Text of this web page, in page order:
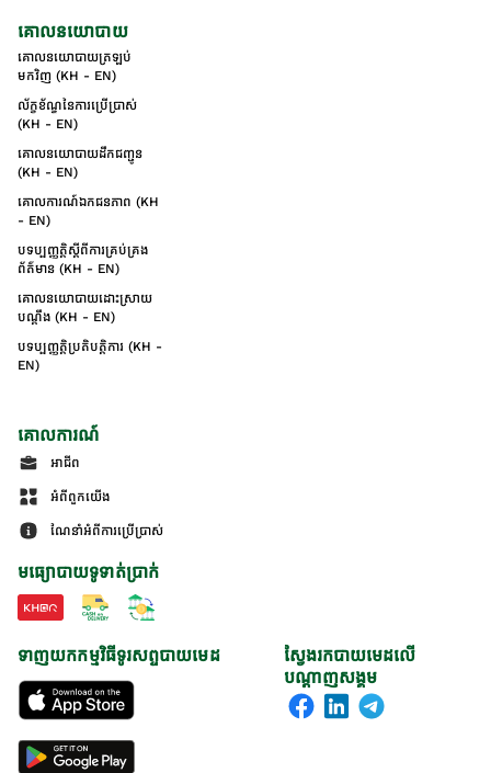
គោលនយោបាយ
គោលនយោបាយត្រឡប់
មកវិញ (KH - EN)
ល័ក្ខខ័ណ្ឌនៃការប្រើប្រាស់
(KH - EN)
គោលនយោបាយដឹកជញ្ជូន
(KH - EN)
គោលការណ៍ឯកជនភាព (KH
- EN)
បទប្បញ្ញត្តិស្តីពីការគ្រប់គ្រង
ព័ត៌មាន (KH - EN)
គោលនយោបាយដោះស្រាយ
បណ្ដឹង (KH - EN)
បទប្បញ្ញត្តិប្រតិបត្តិការ (KH -
EN)
គោលការណ៍
អាជីព
អំពីពួកយើង
ណែនាំអំពីការប្រើប្រាស់
មធ្យោបាយទូទាត់ប្រាក់
ស្វែងរកបាយមេដលើ
បណ្តាញសង្គម
ទាញយកកម្មវិធីទូរសព្ទបាយមេដ